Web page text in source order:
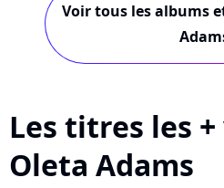
Voir tous les albums
Les titres les +
Oleta Adams